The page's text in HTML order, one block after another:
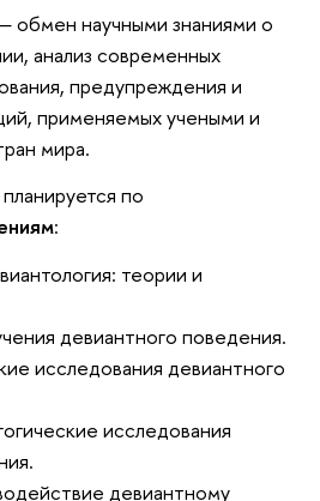
обмен научными знаниями о
анализ современных
предупреждения и
применяемых учеными и
мира.
по
:
теории и
девиантного поведения.
исследования девиантного
исследования
девиантному